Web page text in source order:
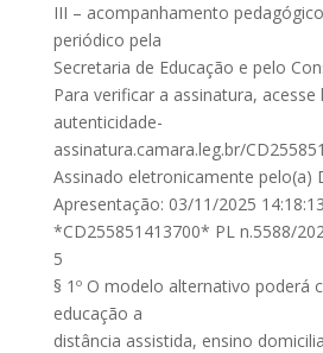
III – acompanhamento
periódico pela
Secretaria de Educação e pelo
Para verificar a assinatura,
autenticidade-
assinatura.camara.leg.br/
Assinado eletronicamente pelo(a)
Apresentação: 03/11/2025
*CD255851413700* PL n.5588/
5
§ 1º O modelo alternativo poderá
educação a
distância assistida, ensino